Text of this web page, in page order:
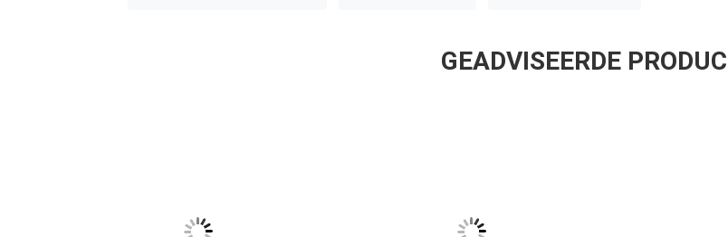
GEADVISEERDE